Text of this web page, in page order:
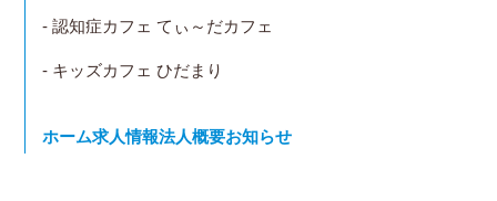
- 認知症カフェ てぃ～だカフェ
- キッズカフェ ひだまり
ホーム求人情報法人概要お知らせ